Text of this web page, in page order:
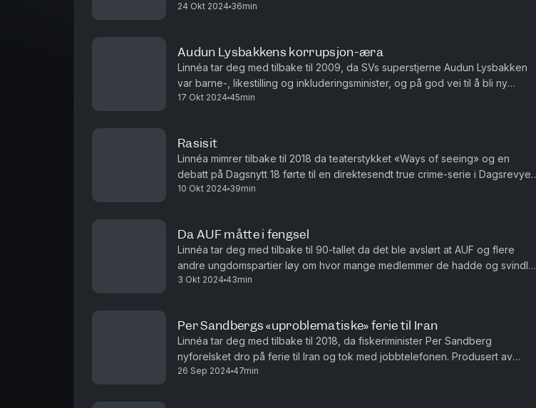
muslimene ønsket å ta over landet. Men hva skjedd...
24 Okt 2024 36min
Audun Lysbakkens korrupsjon-æra
Linnéa tar deg med tilbake til 2009, da SVs superstjerne Audun Lysbakken
var barne-, likestilling og inkluderingsminister, og på god vei til å bli ny
partileder. Men bare måneder før avgjørelsen skal ...
17 Okt 2024 45min
Rasisit
Linnéa mimrer tilbake til 2018 da teaterstykket «Ways of seeing» og en
debatt på Dagsnytt 18 førte til en direktesendt true crime-serie i Dagsrevyen
10 Okt 2024 39min
Da AUF måtte i fengsel
Linnéa tar deg med tilbake til 90-tallet da det ble avslørt at AUF og flere
andre ungdomspartier løy om hvor mange medlemmer de hadde og svindlet
3 Okt 2024 43min
Per Sandbergs «uproblematiske» ferie til Iran
Linnéa tar deg med tilbake til 2018, da fiskeriminister Per Sandberg
nyforelsket dro på ferie til Iran og tok med jobbtelefonen. Produsert av
Amanda Strand Askeland
26 Sep 2024 47min